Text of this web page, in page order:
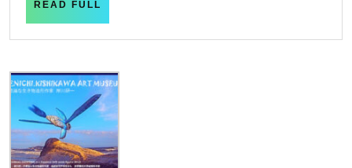
沢
READ FULL